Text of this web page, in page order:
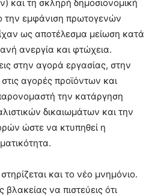
και τη σκληρή δημοσιονομική
την εμφάνιση πρωτογενών
ως αποτέλεσμα μείωση κατά
ανεργία και φτώχεια.
στην αγορά εργασίας, στην
αγορές προϊόντων και
την κατάργηση
δικαιωμάτων και την
ώστε να κτυπηθεί η
και το νέο μνημόνιο.
να πιστεύεις ότι